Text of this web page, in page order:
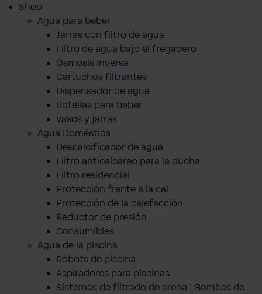
Shop
Agua para beber
Jarras con filtro de agua
Filtro de agua bajo el fregadero
Ósmosis Inversa
Cartuchos filtrantes
Dispensador de agua
Botellas para beber
Vasos y jarras
Agua Doméstica
Descalcificador de agua
Filtro anticalcáreo para la ducha
Filtro residencial
Protección frente a la cal
Protección de la calefacción
Reductor de presión
Consumibles
Agua de la piscina
Robots de piscina
Aspiradores para piscinas
Sistemas de filtrado de arena | Bombas de